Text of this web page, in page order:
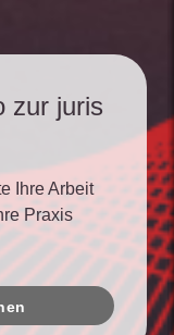
zur juris
Ihre Arbeit
Praxis